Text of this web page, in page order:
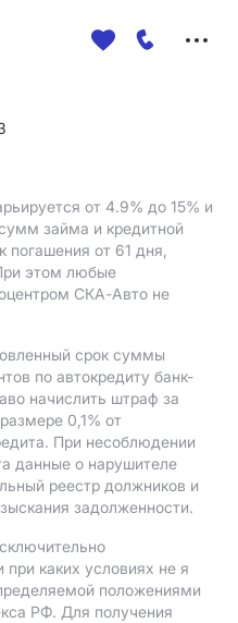
от 4.9% до 15% и
займа и кредитной
от 61 дня,
этом любые
СКА-Авто не
срок суммы
по автокредиту банк-
начислить штраф за
0,1% от
При несоблюдении
данные о нарушителе
реестр должников и
задолженности.
каких условиях не я
положениями
РФ. Для получения